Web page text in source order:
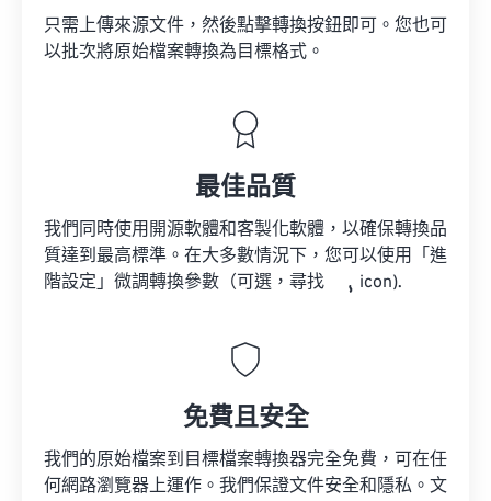
只需上傳來源文件，然後點擊轉換按鈕即可。您也可
以批次將原始檔案轉換為目標格式。
最佳品質
我們同時使用開源軟體和客製化軟體，以確保轉換品
質達到最高標準。在大多數情況下，您可以使用「進
階設定」微調轉換參數（可選，尋找
icon).
免費且安全
我們的原始檔案到目標檔案轉換器完全免費，可在任
何網路瀏覽器上運作。我們保證文件安全和隱私。文